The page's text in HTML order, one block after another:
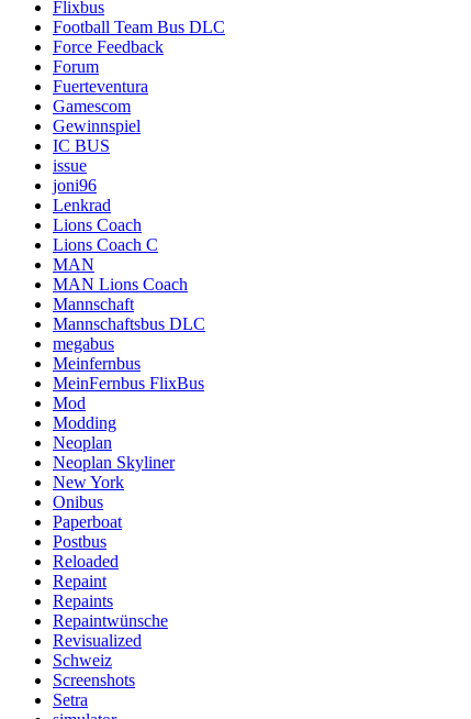
Flixbus
Football Team Bus DLC
Force Feedback
Forum
Fuerteventura
Gamescom
Gewinnspiel
IC BUS
issue
joni96
Lenkrad
Lions Coach
Lions Coach C
MAN
MAN Lions Coach
Mannschaft
Mannschaftsbus DLC
megabus
Meinfernbus
MeinFernbus FlixBus
Mod
Modding
Neoplan
Neoplan Skyliner
New York
Onibus
Paperboat
Postbus
Reloaded
Repaint
Repaints
Repaintwünsche
Revisualized
Schweiz
Screenshots
Setra